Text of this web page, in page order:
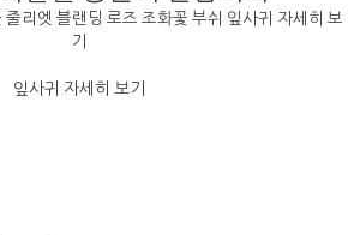
잎사귀 자세히 보기